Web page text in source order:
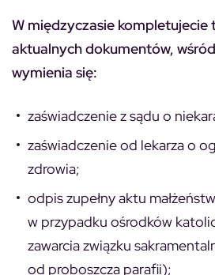
W międzyczasie kompletujecie
aktualnych dokumentów,
wymienia się:
zaświadczenie z sądu o
zaświadczenie od lekarza o
zdrowia;
odpis zupełny aktu
w przypadku ośrodków
zawarcia związku
od proboszcza parafii);